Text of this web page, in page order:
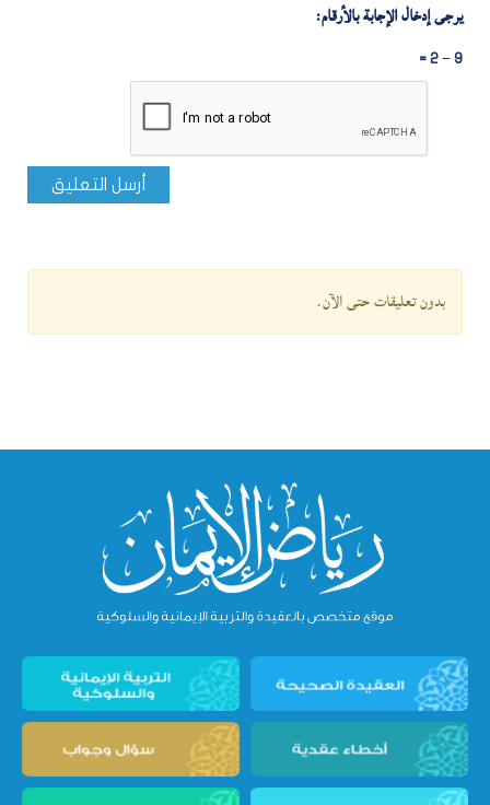
يرجى إدخال الإجابة بالأرقام:
9 − 2 =
أرسل التعليق
بدون تعليقات حتى الآن.